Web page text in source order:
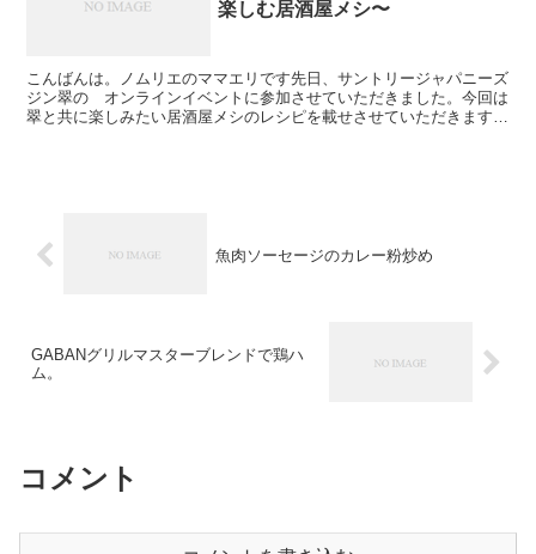
楽しむ居酒屋メシ〜
こんばんは。ノムリエのママエリです先日、サントリージャパニーズ
ジン翠の オンラインイベントに参加させていただきました。今回は
翠と共に楽しみたい居酒屋メシのレシピを載せさせていただきます
魚肉ソーセージのカレー粉炒め
GABANグリルマスターブレンドで鶏ハ
ム。
コメント